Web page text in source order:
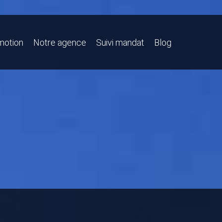
Notre agence Suivi mandat Blog